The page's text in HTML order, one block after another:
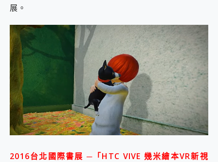
展。
2016台北國際書展 ─「HTC VIVE 幾米繪本VR新視